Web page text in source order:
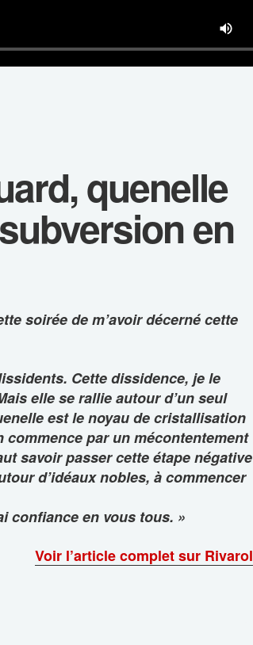
quenelle
en
soirée de m’avoir décerné cette
Cette dissidence, je le
elle se rallie autour d’un seul
est le noyau de cristallisation
par un mécontentement
savoir passer cette étape négative
d’idéaux nobles, à commencer
confiance en vous tous. »
Voir l’article complet sur Rivarol